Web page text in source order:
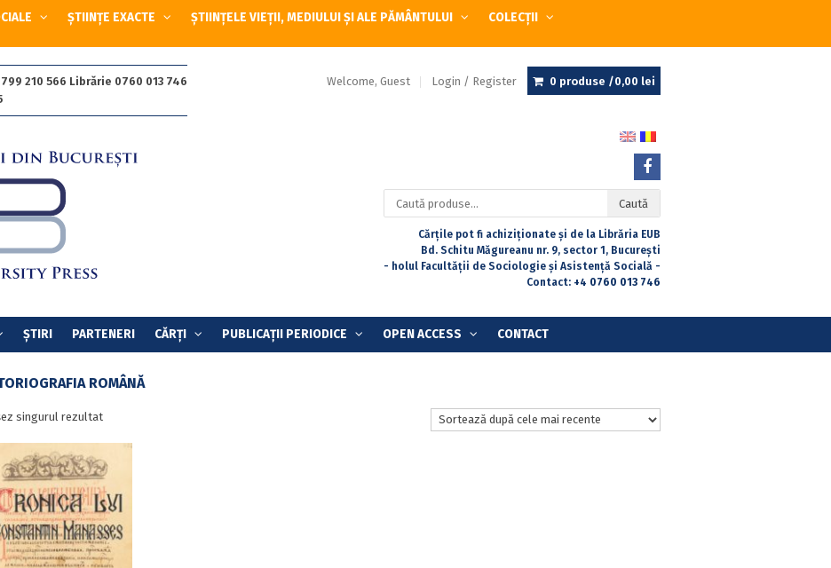
ȘTIINȚE EXACTE ȘTIINȚELE VIEȚII, MEDIULUI ȘI ALE PĂMÂNTULUI COLECȚII
210 566 Librărie 0760 013 746
Welcome, Guest Login / Register 0 produse /0,00 lei
Caută
după:
Caută
Cărțile pot fi achiziționate și de la Librăria EUB
Bd. Schitu Măgureanu nr. 9, sector 1, București
- holul Facultății de Sociologie și Asistență Socială -
Contact: +4 0760 013 746
ȘTIRI PARTENERI CĂRȚI PUBLICAȚII PERIODICE OPEN ACCESS CONTACT
ROMÂNĂ
singurul rezultat